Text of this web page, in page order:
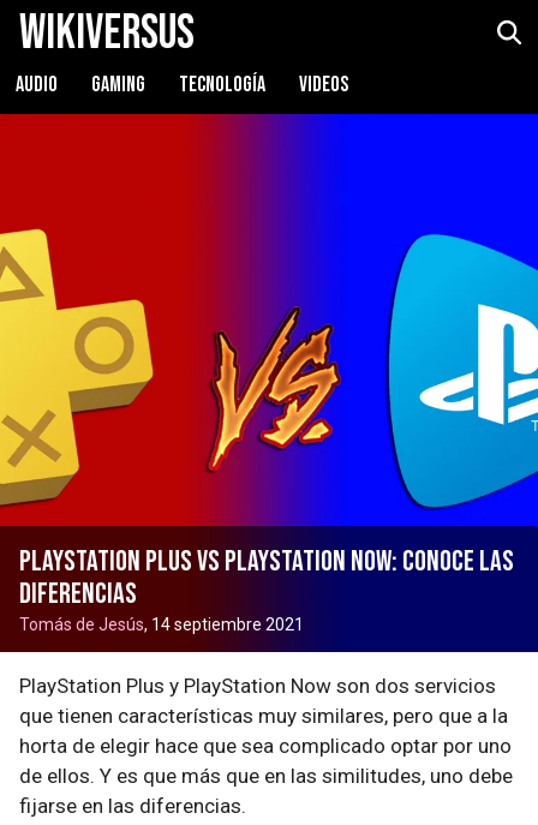
WikiVersus
AUDIO GAMING TECNOLOGÍA VIDEOS
PlayStation Plus vs PlayStation Now: conoce las
diferencias
Tomás de Jesús, 14 septiembre 2021
PlayStation Plus y PlayStation Now son dos servicios
que tienen características muy similares, pero que a la
horta de elegir hace que sea complicado optar por uno
de ellos. Y es que más que en las similitudes, uno debe
fijarse en las diferencias.